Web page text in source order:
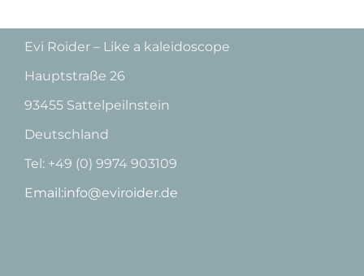
Evi Roider – Like a kaleidoscope
Hauptstraße 26
93455 Sattelpeilnstein
Deutschland
Tel: +49 (0) 9974 903109
Email:info@eviroider.de